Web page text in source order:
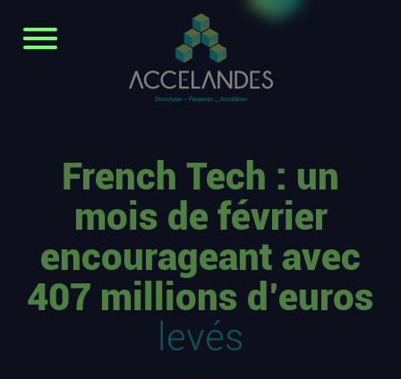
French Tech : un
mois de février
encourageant avec
407 millions d’euros
levés